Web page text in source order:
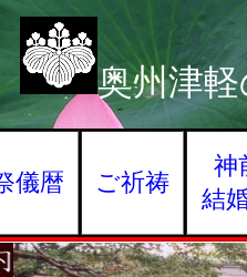
奥州津
儀暦 ご祈祷
神
結